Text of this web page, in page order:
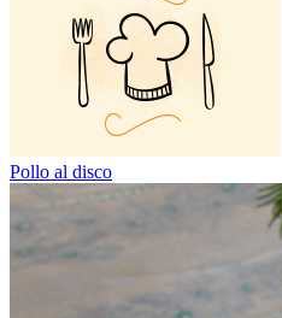
Pollo al disco